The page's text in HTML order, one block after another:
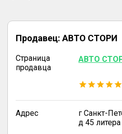
Продавец: АВТО СТОРИ
Страница
продавца
АВТО
Адрес
г Санкт-
д 45